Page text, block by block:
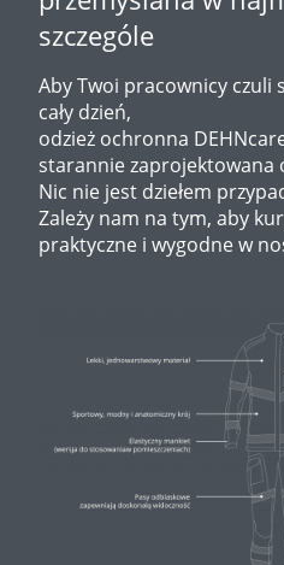
szczególe
Aby Twoi pracownicy czuli
cały dzień,
odzież ochronna
starannie zaprojektowana
Nic nie jest dziełem
Zależy nam na tym, aby
praktyczne i wygodne w